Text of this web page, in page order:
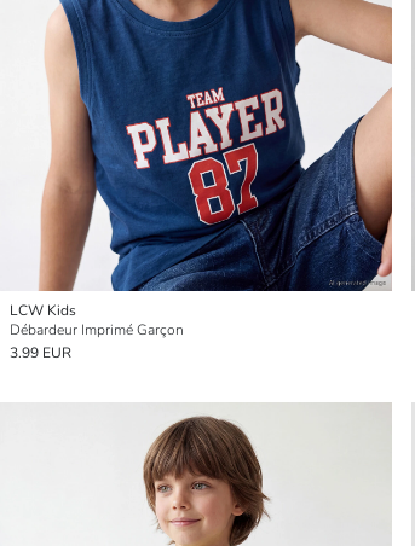
LCW Kids
Débardeur Imprimé Garçon
3.99 EUR